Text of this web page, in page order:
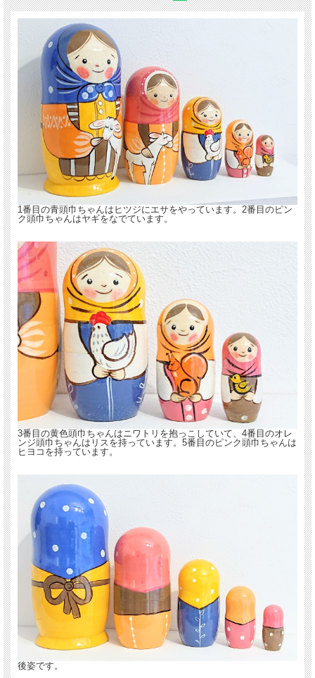
1番目の青頭巾ちゃんはヒツジにエサをやっています。2番目のピン
ク頭巾ちゃんはヤギをなでています。
3番目の黄色頭巾ちゃんはニワトリを抱っこしていて、4番目のオレ
ンジ頭巾ちゃんはリスを持っています。5番目のピンク頭巾ちゃんは
ヒヨコを持っています。
後姿です。